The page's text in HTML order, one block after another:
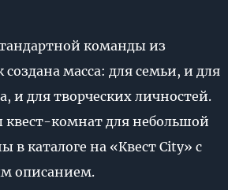
команды из
создана масса: для семьи, и для
и для творческих личностей.
квест-комнат для небольшой
в каталоге на «Квест City» с
описанием.